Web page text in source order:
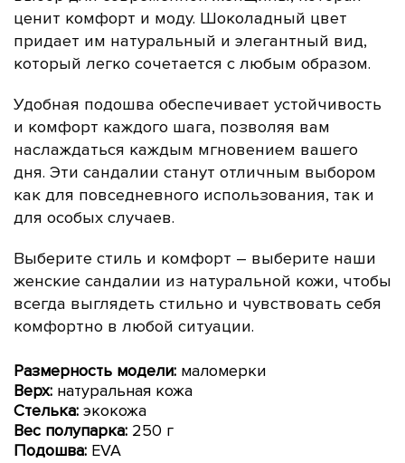
ценит комфорт и моду. Шоколадный цвет
придает им натуральный и элегантный вид,
который легко сочетается с любым образом.
Удобная подошва обеспечивает устойчивость
и комфорт каждого шага, позволяя вам
наслаждаться каждым мгновением вашего
дня. Эти сандалии станут отличным выбором
как для повседневного использования, так и
для особых случаев.
Выберите стиль и комфорт – выберите наши
женские сандалии из натуральной кожи, чтобы
всегда выглядеть стильно и чувствовать себя
комфортно в любой ситуации.
Размерность модели: маломерки
Верх: натуральная кожа
Стелька: экокожа
Вес полупарка: 250 г
Подошва: EVA